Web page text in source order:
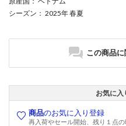
シーズン ： 2025年 春夏
この商品
お気に入
商品のお気に入り登録
再入荷やセール開始、残り１点